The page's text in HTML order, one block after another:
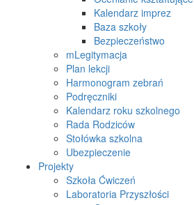
Kalendarz imprez
Baza szkoły
Bezpieczeństwo
mLegitymacja
Plan lekcji
Harmonogram zebrań
Podręczniki
Kalendarz roku szkolnego
Rada Rodziców
Stołówka szkolna
Ubezpieczenie
Projekty
Szkoła Ćwiczeń
Laboratoria Przyszłości